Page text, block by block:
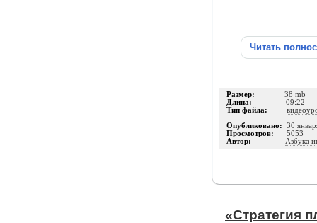
Читать
Размер: 38 mb
Длина: 09:22
Тип файла:
Опубликовано: 30
Просмотров: 5053
Автор: Азбука
«Стратегия